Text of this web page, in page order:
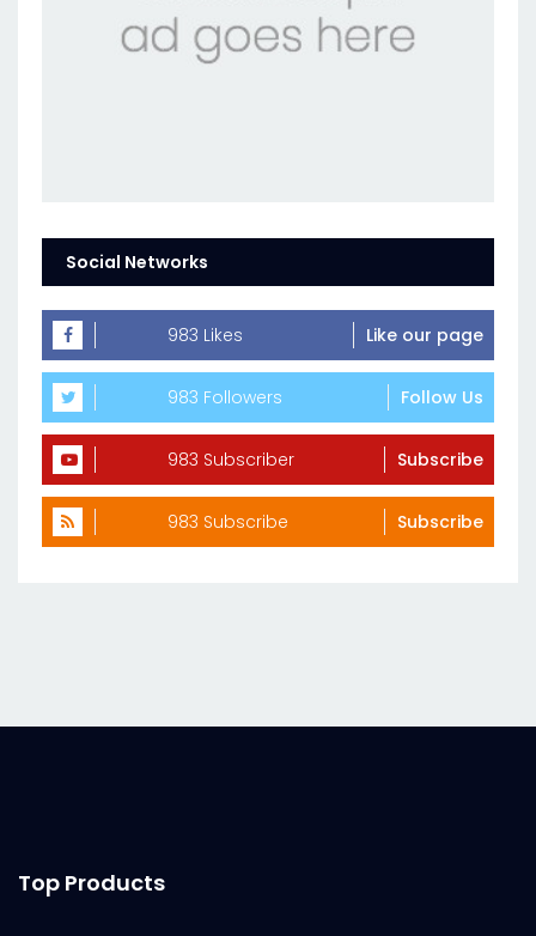
Social Networks
983 Likes Like our page
983 Followers Follow Us
983 Subscriber Subscribe
983 Subscribe Subscribe
Top Products